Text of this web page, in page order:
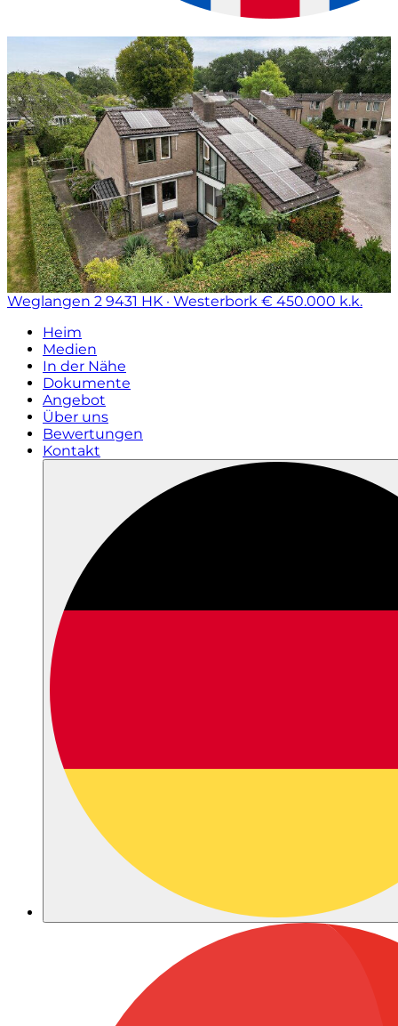
Weglangen 2 9431 HK · Westerbork € 450.000 k.k.
Heim
Medien
In der Nähe
Dokumente
Angebot
Über uns
Bewertungen
Kontakt